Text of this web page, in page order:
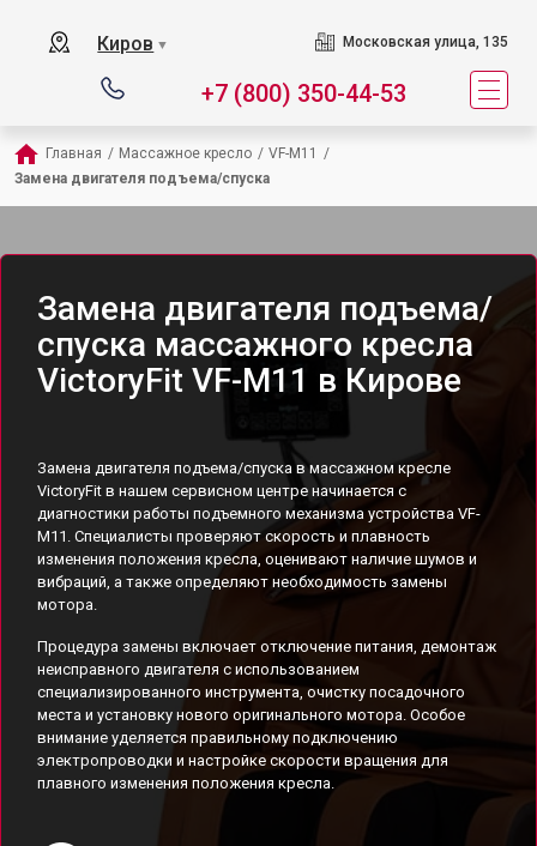
Киров ▼ Московская улица, 135
+7 (800) 350-44-53
Главная / Массажное кресло / VF-M11
/
Замена двигателя подъема/спуска
Замена двигателя подъема/
спуска массажного кресла
VictoryFit VF-M11 в Кирове
Замена двигателя подъема/спуска в массажном кресле
VictoryFit в нашем сервисном центре начинается с
диагностики работы подъемного механизма устройства VF-
M11. Специалисты проверяют скорость и плавность
изменения положения кресла, оценивают наличие шумов и
вибраций, а также определяют необходимость замены
мотора.
Процедура замены включает отключение питания, демонтаж
неисправного двигателя с использованием
специализированного инструмента, очистку посадочного
места и установку нового оригинального мотора. Особое
внимание уделяется правильному подключению
электропроводки и настройке скорости вращения для
плавного изменения положения кресла.